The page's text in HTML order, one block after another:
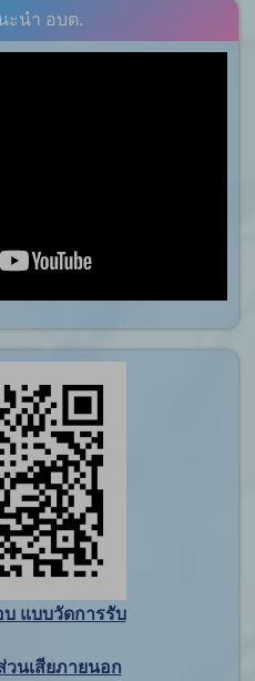
ะนำ อบต.
แบบวัดการรับ
นเสียภายนอก